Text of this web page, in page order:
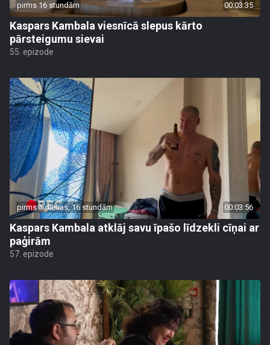
pirms 16 stundām 00:03:35
Kaspars Kambala viesnīcā slepus kārto
pārsteigumu sievai
55. epizode
pirms 1 dienas, 16 stundām 00:03:56
Kaspars Kambala atklāj savu īpašo līdzekli cīņai ar
paģirām
57. epizode